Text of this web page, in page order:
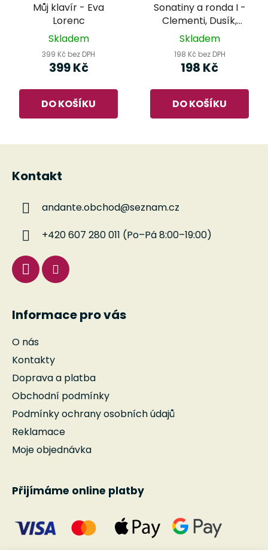
Můj klavír - Eva
Lorenc
Skladem
399 Kč bez DPH
399 Kč
DO KOŠÍKU
Sonatiny a ronda I -
Clementi, Dusík,
Kulhau
Skladem
198 Kč bez DPH
198 Kč
DO KOŠÍKU
Kontakt
andante.obchod@seznam.cz
+420 607 280 011 (Po–Pá 8:00–19:00)
Informace pro vás
O nás
Kontakty
Doprava a platba
Obchodní podmínky
Podmínky ochrany osobních údajů
Reklamace
Moje objednávka
Přijímáme online platby